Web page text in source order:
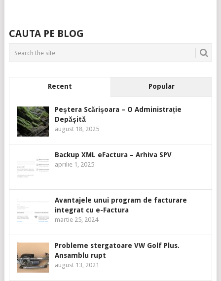
CAUTA PE BLOG
Recent Popular
Peștera Scărișoara – O Administrație
Depășită
august 18, 2025
Backup XML eFactura – Arhiva SPV
aprilie 1, 2025
Avantajele unui program de facturare
integrat cu e-Factura
martie 25, 2024
Probleme stergatoare VW Golf Plus.
Ansamblu rupt
august 13, 2021